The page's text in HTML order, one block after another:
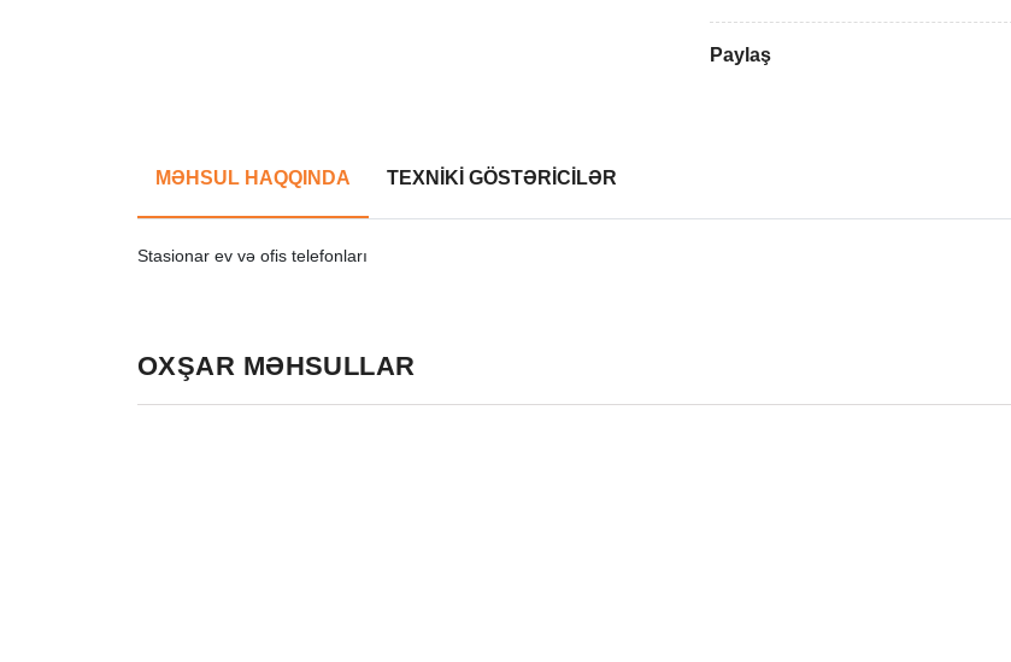
Paylaş
MƏHSUL HAQQINDA TEXNİKİ GÖSTƏRİCİLƏR
Stasionar ev və ofis telefonları
OXŞAR MƏHSULLAR